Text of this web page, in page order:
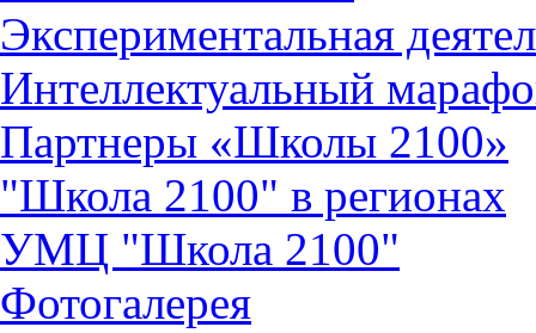
Экспериментальная
Интеллектуальный
Партнеры «Школы 2100»
"Школа 2100" в регионах
УМЦ "Школа 2100"
Фотогалерея